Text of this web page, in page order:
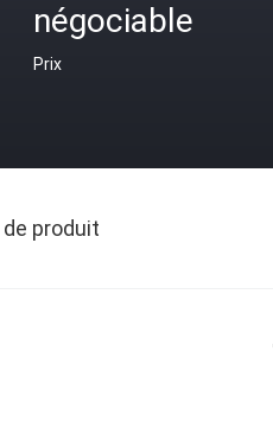
négociable
Prix
produit